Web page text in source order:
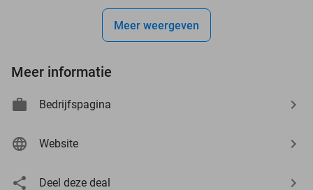
Meer weergeven
Meer informatie
Bedrijfspagina
Website
Deel deze deal